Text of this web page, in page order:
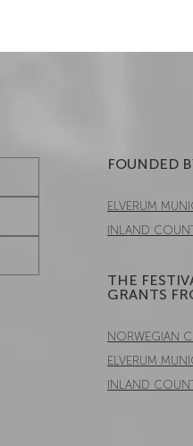
FOUNDED
ELVERUM
INLAND
THE
GRANTS
NORWEGIAN
ELVERUM
INLAND